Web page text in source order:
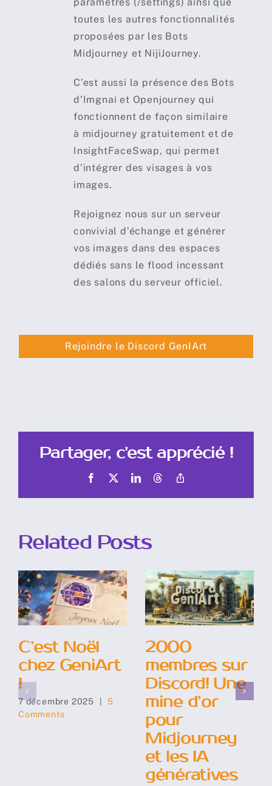
paramètres (/settings) ainsi que
toutes les autres fonctionnalités
proposées par les Bots
Midjourney et NijiJourney.
C’est aussi la présence des Bots
d’Imgnai et Openjourney qui
fonctionnent de façon similaire
à midjourney gratuitement et de
InsightFaceSwap, qui permet
d’intégrer des visages à vos
images.
Rejoignez nous sur un serveur
convivial d’échange et générer
vos images dans des espaces
dédiés sans le flood incessant
des salons du serveur officiel.
Rejoindre le Discord GenIArt
Partager, c'est apprécié !
Facebook LinkedInThreads
Related Posts
C’est Noël
chez GeniArt
!
7 décembre 2025
5
Comments
2000
membres sur
Discord! Une
mine d’or
pour
Midjourney
et les IA
génératives